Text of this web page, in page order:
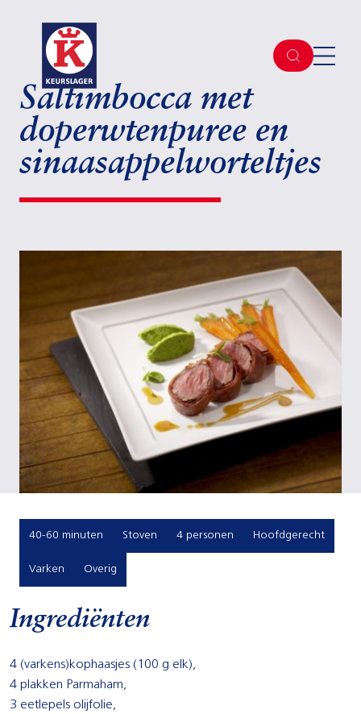
Saltimbocca met
doperwtenpuree en
sinaasappelworteltjes
40-60 minuten Stoven 4 personen Hoofdgerecht
Varken Overig
Ingrediënten
4 (varkens)kophaasjes (100 g elk),
4 plakken Parmaham,
3 eetlepels olijfolie,